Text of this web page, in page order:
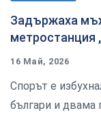
Задържаха
метростанция
16 Май, 2026
Спорът е
българи и двама